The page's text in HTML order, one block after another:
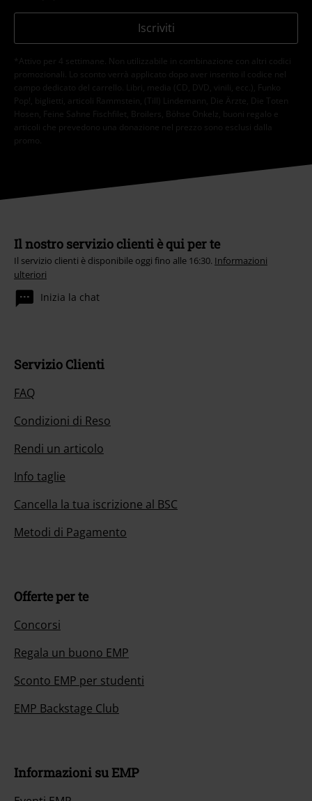
Iscriviti
*Attivo per 4 settimane. Non utilizzabile in combinazione con altri codici
promozionali. Lo sconto verrà applicato dopo aver inserito il codice nel
campo dedicato del carrello. Libri, media (CD, DVD, vinili, ecc.), Funko
Pop!, biglietti, articoli Rammstein, (Till) Lindemann, Die Ärzte, Die Toten
Hosen, Feine Sahne Fischfilet, Broilers, Böhse Onkelz, buoni regalo e
articoli che prevedono una donazione nel prezzo sono esclusi dalla
promo.
Il nostro servizio clienti è qui per te
Il servizio clienti è disponibile oggi fino alle 16:30. Informazioni
ulteriori
Inizia la chat
Servizio Clienti
FAQ
Condizioni di Reso
Rendi un articolo
Info taglie
Cancella la tua iscrizione al BSC
Metodi di Pagamento
Offerte per te
Concorsi
Regala un buono EMP
Sconto EMP per studenti
EMP Backstage Club
Informazioni su EMP